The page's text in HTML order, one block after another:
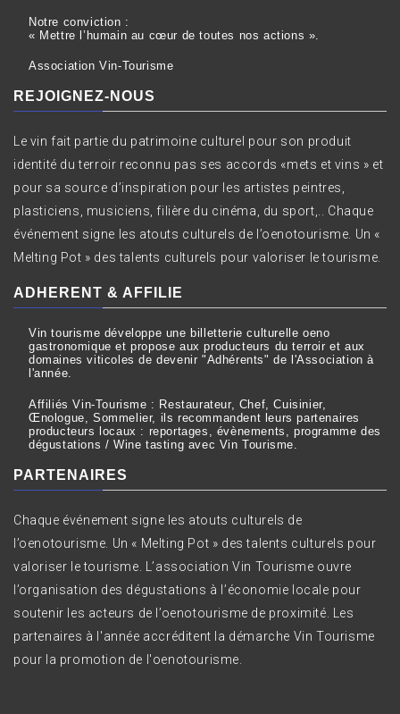
Notre conviction :
« Mettre l’humain au cœur de toutes nos actions ».
Association Vin-Tourisme
REJOIGNEZ-NOUS
Le vin fait partie du patrimoine culturel pour son produit
identité du terroir reconnu pas ses accords «mets et vins » et
pour sa source d’inspiration pour les artistes peintres,
plasticiens, musiciens, filière du cinéma, du sport,.. Chaque
événement signe les atouts culturels de l’oenotourisme. Un «
Melting Pot » des talents culturels pour valoriser le tourisme.
ADHERENT & AFFILIE
Vin tourisme développe une billetterie culturelle oeno
gastronomique et propose aux producteurs du terroir et aux
domaines viticoles de devenir "Adhérents" de l'Association à
l'année.
Affiliés Vin-Tourisme : Restaurateur, Chef, Cuisinier,
Œnologue, Sommelier, ils recommandent leurs partenaires
producteurs locaux : reportages, évènements, programme des
dégustations / Wine tasting avec Vin Tourisme.
PARTENAIRES
Chaque événement signe les atouts culturels de
l’oenotourisme. Un « Melting Pot » des talents culturels pour
valoriser le tourisme. L’association Vin Tourisme ouvre
l’organisation des dégustations à l’économie locale pour
soutenir les acteurs de l’oenotourisme de proximité. Les
partenaires à l'année accréditent la démarche Vin Tourisme
pour la promotion de l'oenotourisme.